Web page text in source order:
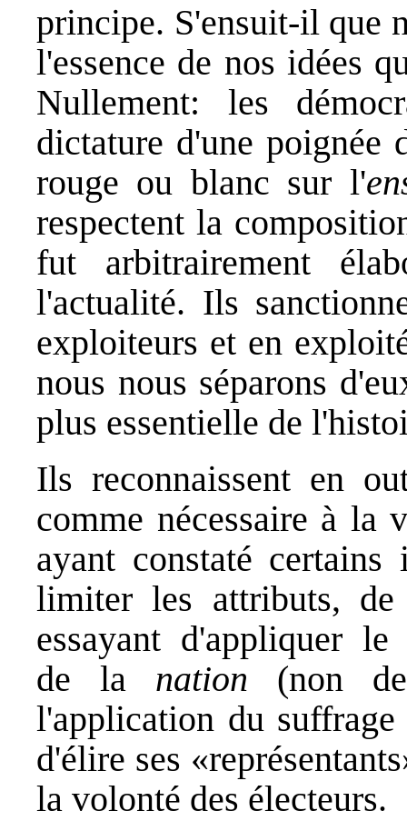
principe. S'ensuit-il que
l'essence de nos idées
Nullement: les
dictature d'une poignée
rouge ou blanc sur l'
respectent la
fut arbitrairement
l'actualité. Ils
exploiteurs et en
nous nous séparons
plus essentielle de
Ils reconnaissent en
comme nécessaire à la
ayant constaté
limiter les attributs,
essayant d'appliquer le
de la nation (non
l'application du
d'élire ses
la volonté des électeurs.